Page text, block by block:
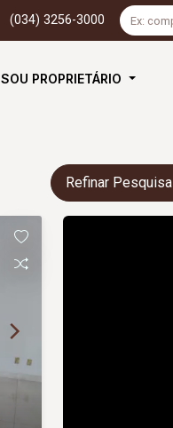
(034) 3256-3000
SOU PROPRIETÁRIO
Refinar Pesquisa